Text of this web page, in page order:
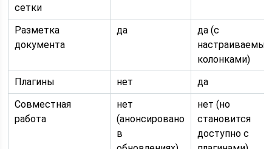
сетки
Разметка
документа
да
да (с
колонками)
Плагины
нет
да
Совместная
работа
нет
(анонсировано
в
нет (но
становится
доступно с